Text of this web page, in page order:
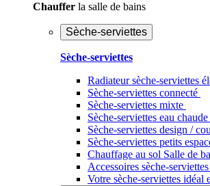
Chauffer la salle de bains
Sèche-serviettes
Sèche-serviettes
Radiateur sèche-serviettes
Sèche-serviettes connecté
Sèche-serviettes mixte
Sèche-serviettes eau chaude
Sèche-serviettes design /
Sèche-serviettes petits
Chauffage au sol Salle de
Accessoires sèche-serviettes
Votre sèche-serviettes idéal